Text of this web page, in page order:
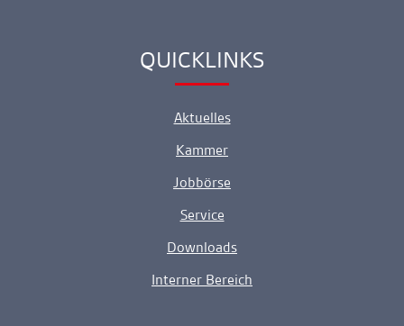
Ankerlink
QUICKLINKS
Aktuelles
Kammer
Jobbörse
Service
Downloads
Interner Bereich